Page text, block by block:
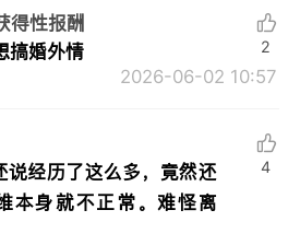
得性报酬
搞婚外情
2026-06-02 10:57
2
经历了这么多，竟然还
本身就不正常。难怪离
4